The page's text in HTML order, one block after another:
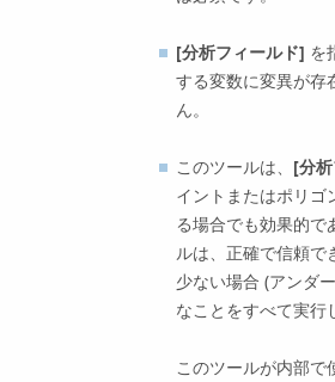
[分析フィールド] を
する変数に変異が存
ん。
このツールは、 [分
イントまたはポリゴ
る場合でも効果的
ルは、正確で信頼で
少ない場合 (アンダ
なことをすべて実行
このツールが内部